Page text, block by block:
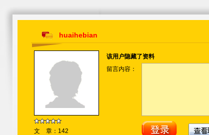
huaihebian
文 章：142
该用户隐藏了资料
留言内容：